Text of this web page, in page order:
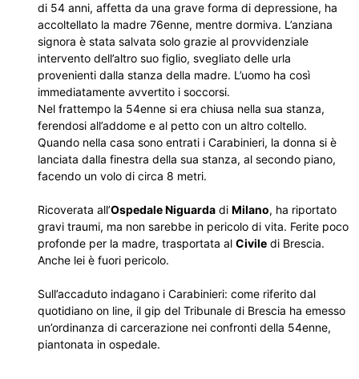
di 54 anni, affetta da una grave forma di depressione, ha
accoltellato la madre 76enne, mentre dormiva. L’anziana
signora è stata salvata solo grazie al provvidenziale
intervento dell’altro suo figlio, svegliato delle urla
provenienti dalla stanza della madre. L’uomo ha così
immediatamente avvertito i soccorsi.
Nel frattempo la 54enne si era chiusa nella sua stanza,
ferendosi all’addome e al petto con un altro coltello.
Quando nella casa sono entrati i Carabinieri, la donna si è
lanciata dalla finestra della sua stanza, al secondo piano,
facendo un volo di circa 8 metri.
Ricoverata all’Ospedale Niguarda di Milano, ha riportato
gravi traumi, ma non sarebbe in pericolo di vita. Ferite poco
profonde per la madre, trasportata al Civile di Brescia.
Anche lei è fuori pericolo.
Sull’accaduto indagano i Carabinieri: come riferito dal
quotidiano on line, il gip del Tribunale di Brescia ha emesso
un’ordinanza di carcerazione nei confronti della 54enne,
piantonata in ospedale.